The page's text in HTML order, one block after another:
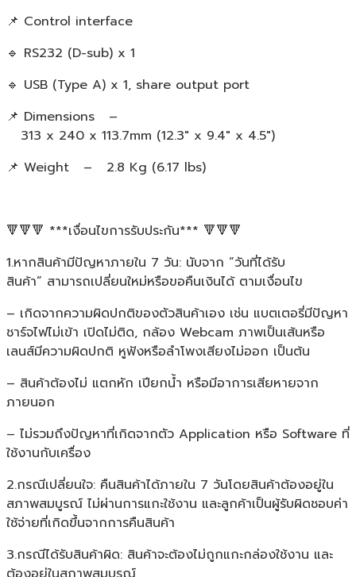
📌 Control interface
🔹 RS232 (D-sub) x 1
🔹 USB (Type A) x 1, share output port
📌 Dimensions –
313 x 240 x 113.7mm (12.3″ x 9.4″ x 4.5″)
📌 Weight – 2.8 Kg (6.17 lbs)
🔻🔻🔻 ***เงื่อนไขการรับประกัน*** 🔻🔻🔻
1.หากสินค้ามีปัญหาภายใน 7 วัน: นับจาก “วันที่ได้รับ
สินค้า” สามารถเปลี่ยนใหม่หรือขอคืนเงินได้ ตามเงื่อนไข
– เกิดจากความผิดปกติของตัวสินค้าเอง เช่น แบตเตอรี่มีปัญหา
ชาร์จไฟไม่เข้า เปิดไม่ติด, กล้อง Webcam ภาพเป็นเส้นหรือ
เลนส์มีความผิดปกติ หูฟังหรือลำโพงเสียงไม่ออก เป็นต้น
– สินค้าต้องไม่ แตกหัก เปียกน้ำ หรือมีอาการเสียหายจาก
ภายนอก
– ไม่รวมถึงปัญหาที่เกิดจากตัว Application หรือ Software ที่
ใช้งานกับเครื่อง
2.กรณีเปลี่ยนใจ: คืนสินค้าได้ภายใน 7 วันโดยสินค้าต้องอยู่ใน
สภาพสมบูรณ์ ไม่ผ่านการแกะใช้งาน และลูกค้าเป็นผู้รับผิดชอบค่า
ใช้จ่ายที่เกิดขึ้นจากการคืนสินค้า
3.กรณีได้รับสินค้าผิด: สินค้าจะต้องไม่ถูกแกะกล่องใช้งาน และ